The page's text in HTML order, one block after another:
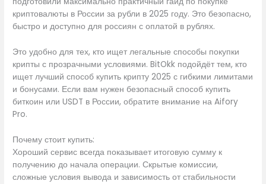
криптовалюты в России за рубли в 2025 году. Это безопасно,
быстро и доступно для россиян с оплатой в рублях.
Это удобно для тех, кто ищет легальные способы покупки
крипты с прозрачными условиями. BitOkk подойдёт тем, кто
ищет лучший способ купить крипту 2025 с гибкими лимитами
и бонусами. Если вам нужен безопасный способ купить
биткоин или USDT в России, обратите внимание на Aifory
Pro.
Почему стоит купить:
Хороший сервис всегда показывает итоговую сумму к
получению до начала операции. Скрытые комиссии,
сложные условия вывода и зависимость от стабильности